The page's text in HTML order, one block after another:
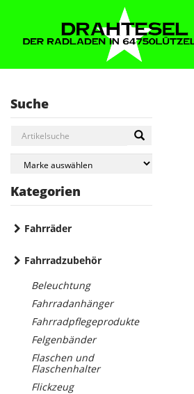
Suche
Kategorien
Fahrräder
Fahrradzubehör
Beleuchtung
Fahrradanhänger
Fahrradpflegeprodukte
Felgenbänder
Flaschen und
Flaschenhalter
Flickzeug